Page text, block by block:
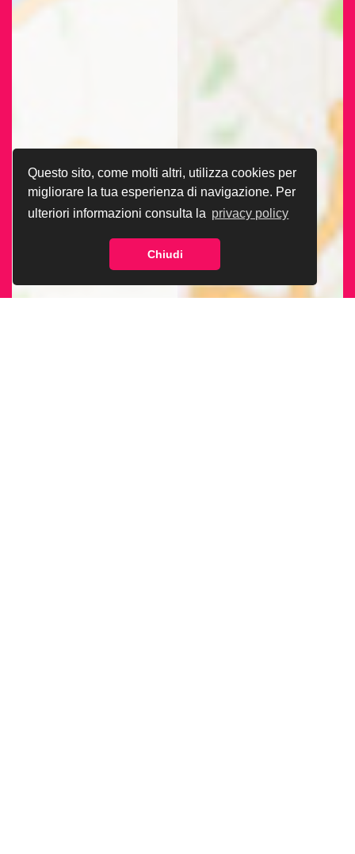
Questo sito, come molti altri, utilizza cookies per
migliorare la tua esperienza di navigazione. Per
ulteriori informazioni consulta la privacy policy
Chiudi